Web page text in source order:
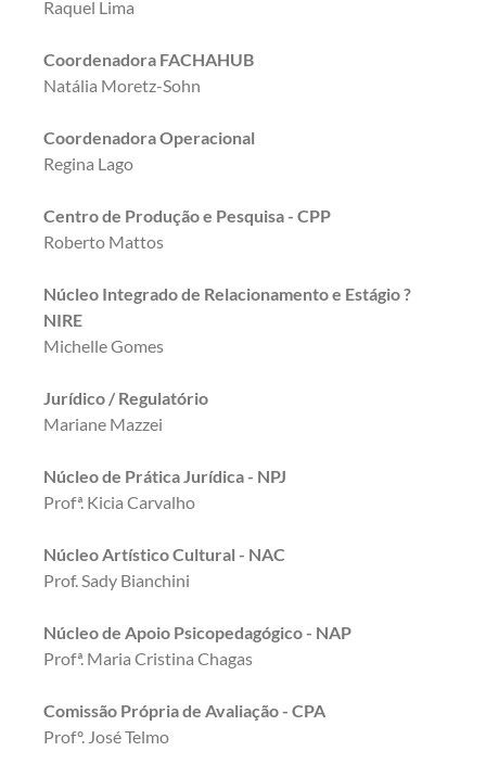
Raquel Lima
Coordenadora FACHAHUB
Natália Moretz-Sohn
Coordenadora Operacional
Regina Lago
Centro de Produção e Pesquisa - CPP
Roberto Mattos
Núcleo Integrado de Relacionamento e Estágio ?
NIRE
Michelle Gomes
Jurídico / Regulatório
Mariane Mazzei
Núcleo de Prática Jurídica - NPJ
Profª. Kicia Carvalho
Núcleo Artístico Cultural - NAC
Prof. Sady Bianchini
Núcleo de Apoio Psicopedagógico - NAP
Profª. Maria Cristina Chagas
Comissão Própria de Avaliação - CPA
Profº. José Telmo